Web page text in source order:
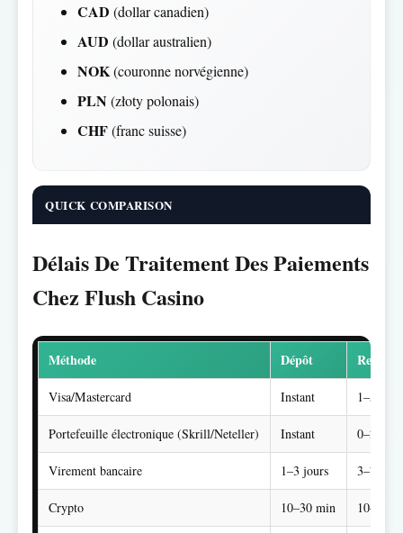
CAD (dollar canadien)
AUD (dollar australien)
NOK(couronne norvégienne)
PLN(złoty polonais)
CHF(franc suisse)
QUICK COMPARISON
Délais De Traitement Des Paiements
Chez Flush Casino
Méthode Dépôt Retrait
Visa/Mastercard Instant 1–5
Portefeuille électronique (Skrill/Neteller) Instant 0–24 h
Virement bancaire 1–3 jours 3–7
Crypto 10–30 min 10–30